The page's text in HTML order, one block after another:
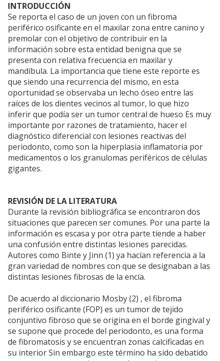
INTRODUCCIÓN
Se reporta el caso de un joven con un fibroma
periférico osificante en el maxilar zona entre canino y
premolar con el objetivo de contribuir en la
información sobre esta entidad benigna que se
presenta con relativa frecuencia en maxilar y
mandíbula. La importancia que tiene este reporte es
que siendo una recurrencia del mismo, en esta
oportunidad se observaba un lecho óseo entre las
raíces de los dientes vecinos al tumor, lo que hizo
inferir que podía ser un tumor central de hueso Es muy
importante por razones de tratamiento, hacer el
diagnóstico diferencial con lesiones reactivas del
periodonto, como son la hiperplasia inflamatoria por
medicamentos o los granulomas periféricos de células
gigantes.
REVISIÓN DE LA LITERATURA
Durante la revisión bibliográfica se encontraron dos
situaciones que parecen ser comunes. Por una parte la
información es escasa y por otra parte tiende a haber
una confusión entre distintas lesiones parecidas.
Autores como Binte y Jinn (1) ya hacían referencia a la
gran variedad de nombres con que se designaban a las
distintas lesiones fibrosas de la encía.
De acuerdo al diccionario Mosby (2) , el fibroma
periférico osificante (FOP) es un tumor de tejido
conjuntivo fibroso que se origina en el borde gingival y
se supone que procede del periodonto, es una forma
de fibromatosis y se encuentran zonas calcificadas en
su interior Sin embargo este término ha sido debatido